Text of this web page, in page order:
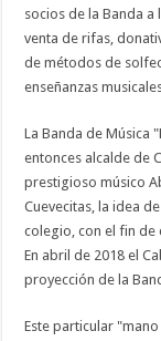
socios de la Banda a
venta de rifas,
de métodos de
enseñanzas
La Banda de Música
entonces alcalde de
prestigioso músico
Cuevecitas, la idea
colegio, con el fin de
En abril de 2018 el
proyección de la
Este particular